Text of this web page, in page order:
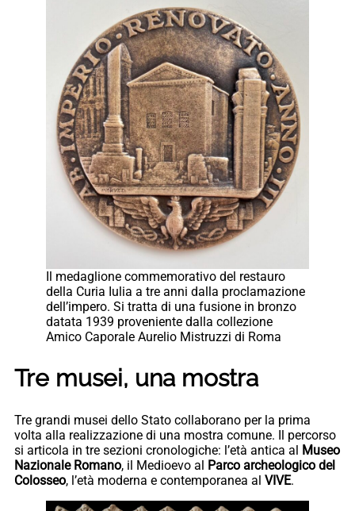
Il medaglione commemorativo del restauro
della Curia Iulia a tre anni dalla proclamazione
dell’impero. Si tratta di una fusione in bronzo
datata 1939 proveniente dalla collezione
Amico Caporale Aurelio Mistruzzi di Roma
Tre musei, una mostra
Tre grandi musei dello Stato collaborano per la prima
volta alla realizzazione di una mostra comune. Il percorso
si articola in tre sezioni cronologiche: l’età antica al Museo
Nazionale Romano, il Medioevo al Parco archeologico del
Colosseo, l’età moderna e contemporanea al VIVE.